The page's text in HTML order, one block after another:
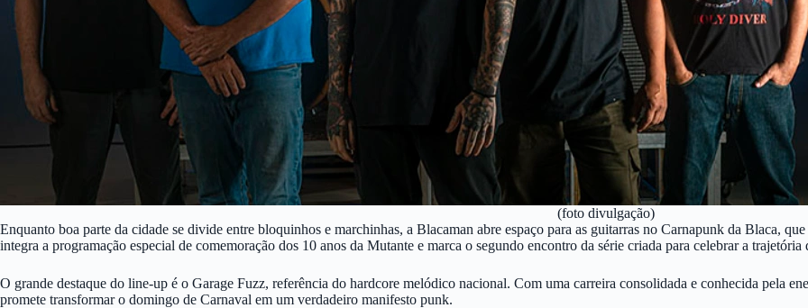
(foto divulgação)
Enquanto boa parte da cidade se divide entre bloquinhos e marchinhas, a Blacaman abre espaço para as guitarras no Carnapunk da Blaca,
integra a programação especial de comemoração dos 10 anos da Mutante e marca o segundo encontro da série criada para celebrar a trajetória
O grande destaque do line-up é o Garage Fuzz, referência do hardcore melódico nacional. Com uma carreira consolidada e conhecida pela
promete transformar o domingo de Carnaval em um verdadeiro manifesto punk.